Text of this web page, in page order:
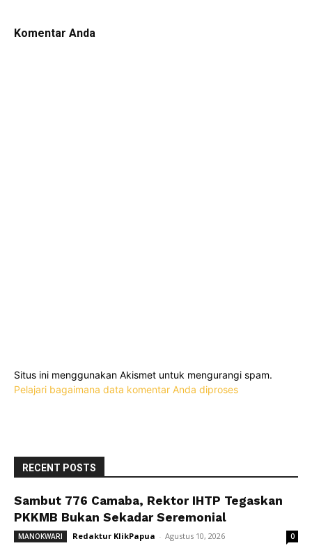
Komentar Anda
Situs ini menggunakan Akismet untuk mengurangi spam.
Pelajari bagaimana data komentar Anda diproses
RECENT POSTS
Sambut 776 Camaba, Rektor IHTP Tegaskan
PKKMB Bukan Sekadar Seremonial
MANOKWARI Redaktur KlikPapua - Agustus 10, 2026 0